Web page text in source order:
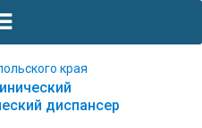
края
диспансер